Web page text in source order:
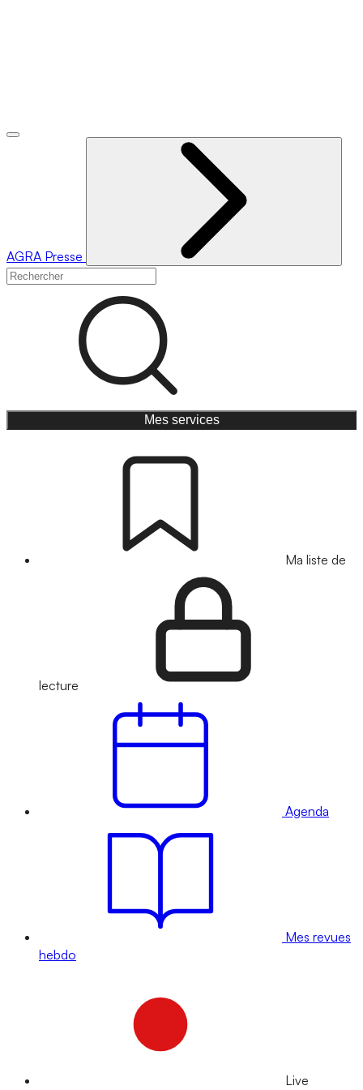
AGRA Presse
Mes services
Ma liste de
lecture
Agenda
Mes revues
hebdo
Live